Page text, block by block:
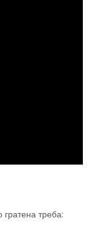
гратена треба: